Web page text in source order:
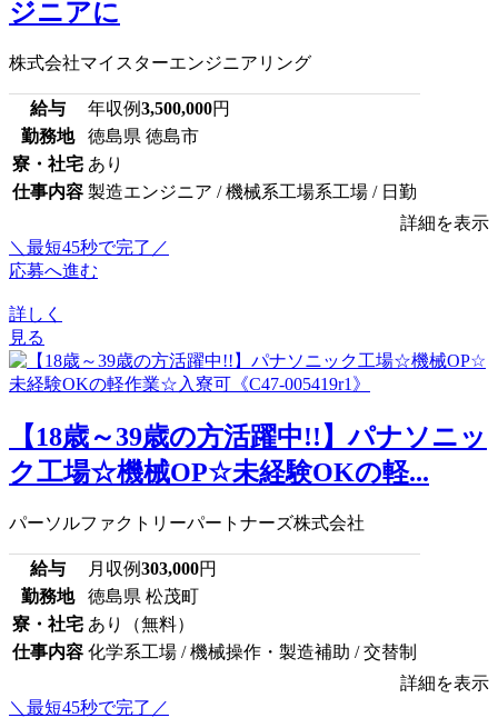
ジニアに
株式会社マイスターエンジニアリング
給与 年収例3,500,000円
勤務地
徳島県 徳島市
寮・社宅 あり
仕事内容 製造エンジニア / 機械系工場系工場 / 日勤
詳細を表示
＼最短45秒で完了／
応募へ進む
詳しく
見る
【18歳～39歳の方活躍中!!】パナソニッ
ク工場☆機械OP☆未経験OKの軽...
パーソルファクトリーパートナーズ株式会社
給与 月収例303,000円
勤務地
徳島県 松茂町
寮・社宅 あり（無料）
仕事内容 化学系工場 / 機械操作・製造補助 / 交替制
詳細を表示
＼最短45秒で完了／